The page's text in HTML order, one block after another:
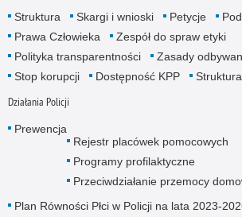
Struktura
Skargi i wnioski Petycje
Prawa Człowieka
Zespół do spraw etyki
Polityka transparentności
Zasady
Stop korupcji
Dostępność KPP Struktura
Działania Policji
Prewencja
Rejestr placówek pomocowych
Programy profilaktyczne
Przeciwdziałanie przemocy
Plan Równości Płci w Policji na lata 2023-